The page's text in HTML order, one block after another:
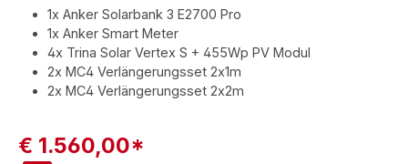
1x Anker Solarbank 3 E2700 Pro
1x Anker Smart Meter
4x Trina Solar Vertex S + 455Wp PV Modul
2x MC4 Verlängerungsset 2x1m
2x MC4 Verlängerungsset 2x2m
€ 1.560,00*